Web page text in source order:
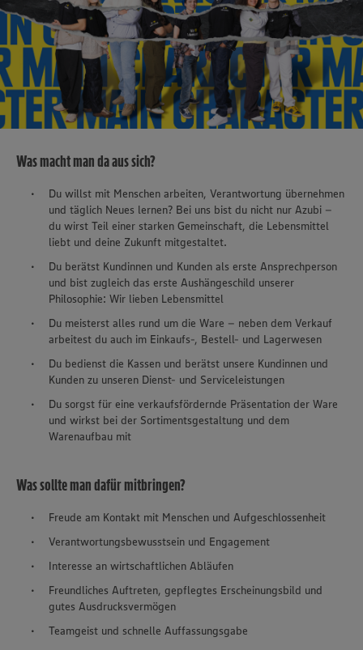
Was macht man da aus sich?
Du willst mit Menschen arbeiten, Verantwortung übernehmen
und täglich Neues lernen? Bei uns bist du nicht nur Azubi –
du wirst Teil einer starken Gemeinschaft, die Lebensmittel
liebt und deine Zukunft mitgestaltet.
Du berätst Kundinnen und Kunden als erste Ansprechperson
und bist zugleich das erste Aushängeschild unserer
Philosophie: Wir lieben Lebensmittel
Du meisterst alles rund um die Ware – neben dem Verkauf
arbeitest du auch im Einkaufs-, Bestell- und Lagerwesen
Du bedienst die Kassen und berätst unsere Kundinnen und
Kunden zu unseren Dienst- und Serviceleistungen
Du sorgst für eine verkaufsfördernde Präsentation der Ware
und wirkst bei der Sortimentsgestaltung und dem
Warenaufbau mit
Was sollte man dafür mitbringen?
Freude am Kontakt mit Menschen und Aufgeschlossenheit
Verantwortungsbewusstsein und Engagement
Interesse an wirtschaftlichen Abläufen
Freundliches Auftreten, gepflegtes Erscheinungsbild und
gutes Ausdrucksvermögen
Teamgeist und schnelle Auffassungsgabe